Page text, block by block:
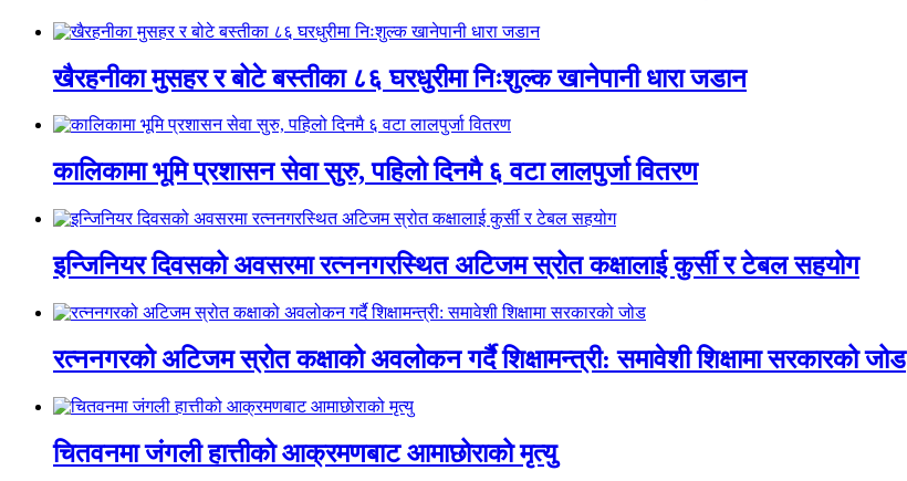
खैरहनीका मुसहर र बोटे बस्तीका ८६ घरधुरीमा निःशुल्क खानेपानी धारा जडान
कालिकामा भूमि प्रशासन सेवा सुरु, पहिलो दिनमै ६ वटा लालपुर्जा वितरण
इन्जिनियर दिवसको अवसरमा रत्ननगरस्थित अटिजम स्रोत कक्षालाई कुर्सी र टेबल सहयोग
रत्ननगरको अटिजम स्रोत कक्षाको अवलोकन गर्दै शिक्षामन्त्री: समावेशी शिक्षामा सरकारको जोड
चितवनमा जंगली हात्तीको आक्रमणबाट आमाछोराको मृत्यु